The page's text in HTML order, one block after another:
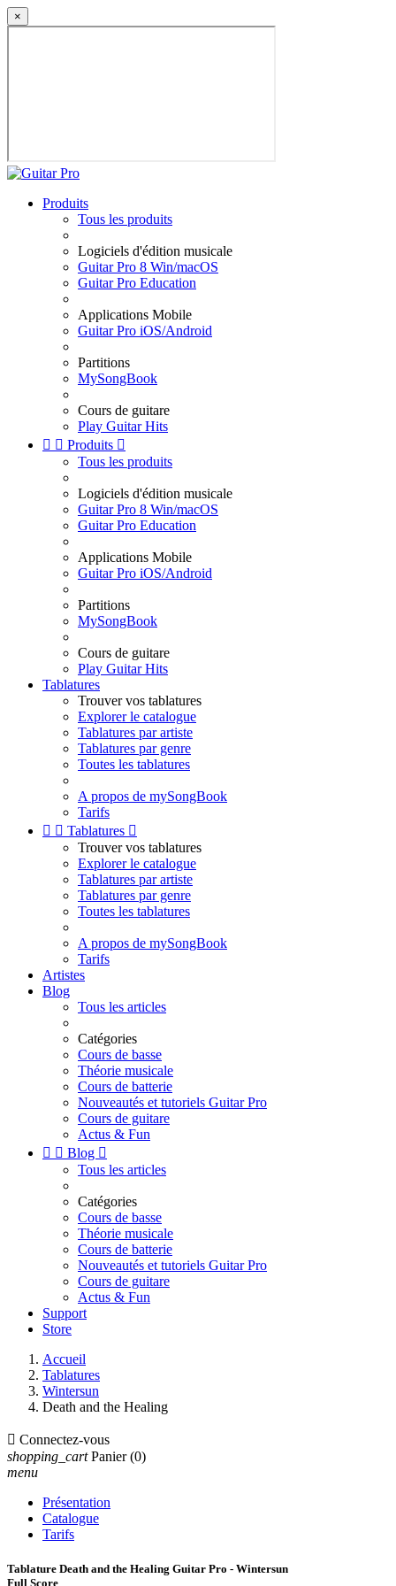
×
Produits
Tous les produits
Logiciels d'édition musicale
Guitar Pro 8 Win/macOS
Guitar Pro Education
Applications Mobile
Guitar Pro iOS/Android
Partitions
MySongBook
Cours de guitare
Play Guitar Hits
  Produits 
Tous les produits
Logiciels d'édition musicale
Guitar Pro 8 Win/macOS
Guitar Pro Education
Applications Mobile
Guitar Pro iOS/Android
Partitions
MySongBook
Cours de guitare
Play Guitar Hits
Tablatures
Trouver vos tablatures
Explorer le catalogue
Tablatures par artiste
Tablatures par genre
Toutes les tablatures
A propos de mySongBook
Tarifs
  Tablatures 
Trouver vos tablatures
Explorer le catalogue
Tablatures par artiste
Tablatures par genre
Toutes les tablatures
A propos de mySongBook
Tarifs
Artistes
Blog
Tous les articles
Catégories
Cours de basse
Théorie musicale
Cours de batterie
Nouveautés et tutoriels Guitar Pro
Cours de guitare
Actus & Fun
  Blog 
Tous les articles
Catégories
Cours de basse
Théorie musicale
Cours de batterie
Nouveautés et tutoriels Guitar Pro
Cours de guitare
Actus & Fun
Support
Store
Accueil
Tablatures
Wintersun
Death and the Healing
 Connectez-vous
shopping_cart Panier (0)
menu
Présentation
Catalogue
Tarifs
Tablature Death and the Healing Guitar Pro - Wintersun
Full Score